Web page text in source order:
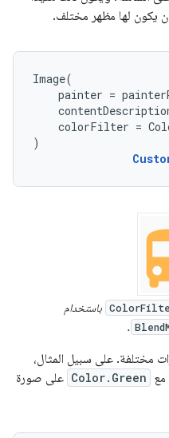
يكون لها مظهر مختلف.
Image(
painter =
colorFilter =
)
باستخدام
.
مختلفة. على سبيل المثال،
مع Color.Green على صورة